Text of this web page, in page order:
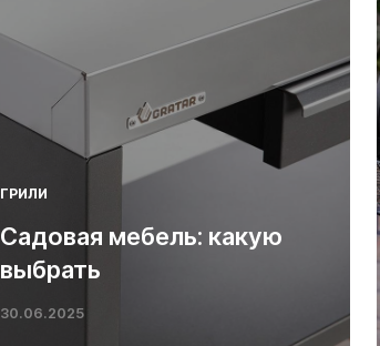
ГРИЛИ
Садовая мебель: какую
выбрать
30.06.2025